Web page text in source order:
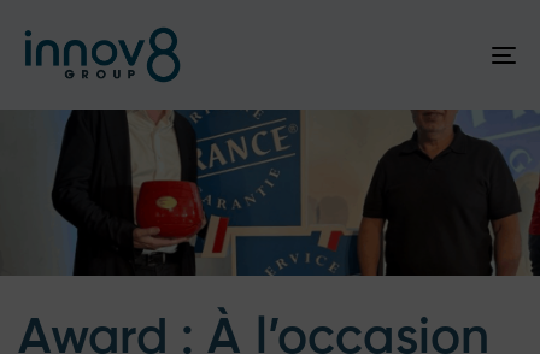
Award : À l’occasion